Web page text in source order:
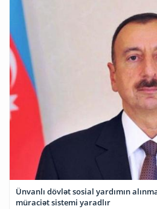
Ünvanlı dövlət sosial yardımın
müraciət sistemi yaradlır